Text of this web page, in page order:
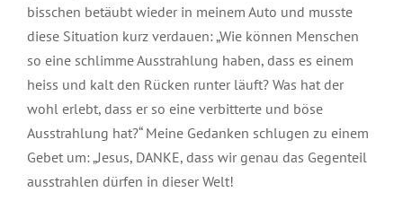
bisschen betäubt wieder in meinem Auto und musste
diese Situation kurz verdauen: „Wie können Menschen
so eine schlimme Ausstrahlung haben, dass es einem
heiss und kalt den Rücken runter läuft? Was hat der
wohl erlebt, dass er so eine verbitterte und böse
Ausstrahlung hat?“ Meine Gedanken schlugen zu einem
Gebet um: „Jesus, DANKE, dass wir genau das Gegenteil
ausstrahlen dürfen in dieser Welt!